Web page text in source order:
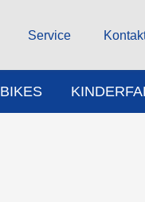
Service
BIKES